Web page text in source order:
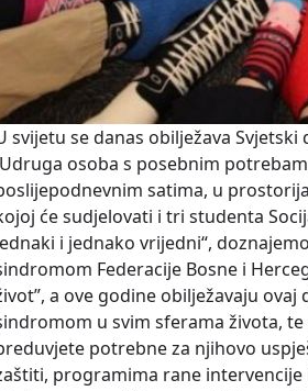
svijetu se danas obilježava
Udruga osoba s posebnim
satima, u
će sudjelovati i tri studenta
i jednako vrijedni“,
Federacije Bosne i
a ove godine obilježavaju
u svim sferama života,
potrebne za njihovo
programima rane